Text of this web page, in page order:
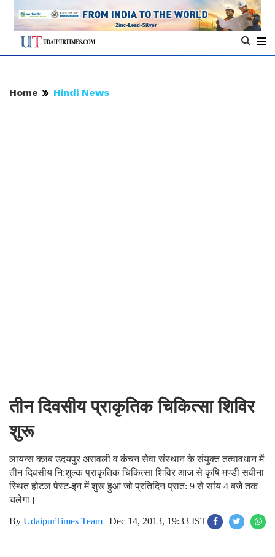
Home Hindi News
तीन दिवसीय प्राकृतिक चिकित्सा शिविर
शुरू
लायन्स क्लब उदयपुर अरावली व कंचन सेवा संस्थान के संयुक्त तत्वावधान में
तीन दिवसीय नि:शुल्क प्राकृतिक चिकित्सा शिविर आज से कृषि मण्डी सवीना
स्थित होटल पेस्ट-इन में शुरू हुआ जो प्रतिदिन प्रात: 9 से सांय 4 बजे तक
चलेगा।
By UdaipurTimes Team | Dec 14, 2013, 19:33 IST